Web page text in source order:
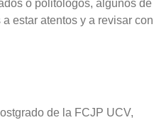
o politólogos, algunos de
estar atentos y a revisar con
de la FCJP UCV,